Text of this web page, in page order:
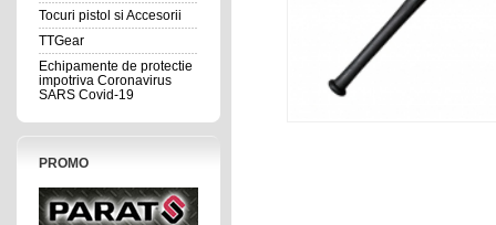
Tocuri pistol si Accesorii
TTGear
Echipamente de protectie
impotriva Coronavirus
SARS Covid-19
PROMO